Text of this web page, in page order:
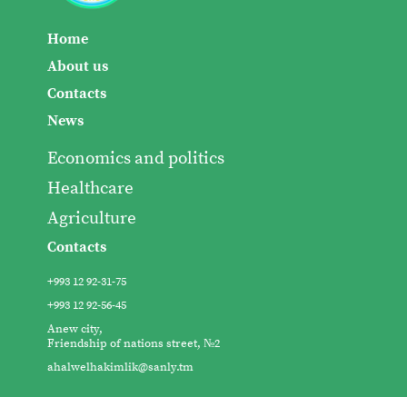
Home
About us
Contacts
News
Economics and politics
Healthcare
Agriculture
Contacts
+993 12 92-31-75
+993 12 92-56-45
Anew city,
Friendship of nations street, №2
ahalwelhakimlik@sanly.tm